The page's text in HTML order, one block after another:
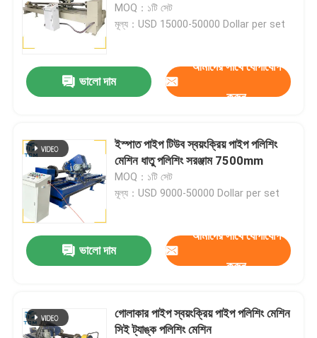
MOQ：১টি সেট
মূল্য：USD 15000-50000 Dollar per set
ভালো দাম
আমাদের সাথে যোগাযোগ
করুন
ইস্পাত পাইপ টিউব স্বয়ংক্রিয় পাইপ পলিশিং
মেশিন ধাতু পলিশিং সরঞ্জাম 7500mm
MOQ：১টি সেট
মূল্য：USD 9000-50000 Dollar per set
ভালো দাম
আমাদের সাথে যোগাযোগ
করুন
গোলাকার পাইপ স্বয়ংক্রিয় পাইপ পলিশিং মেশিন
সিই ট্যাঙ্ক পলিশিং মেশিন